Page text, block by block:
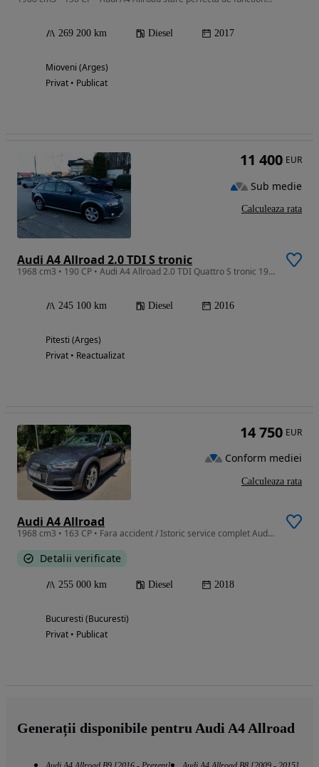
269 200 km Diesel 2017
Mioveni (Arges)
Privat • Publicat
Audi A4 Allroad 2.0 TDI S tronic
1968 cm3 • 190 CP • Audi A4 Allroad 2.0 TDI Quattro S tronic 190 CP,Bi-xenon, 2016,euro 6
245 100 km Diesel 2016
Pitesti (Arges)
Privat • Reactualizat
11 400 EUR
Sub medie
Calculeaza rata
Audi A4 Allroad
1968 cm3 • 163 CP • Fara accident / Istoric service complet Audi / LED / AHK / Carplay
Detalii verificate
255 000 km Diesel 2018
Bucuresti (Bucuresti)
Privat • Publicat
14 750 EUR
Conform mediei
Calculeaza rata
Generații disponibile pentru Audi A4 Allroad